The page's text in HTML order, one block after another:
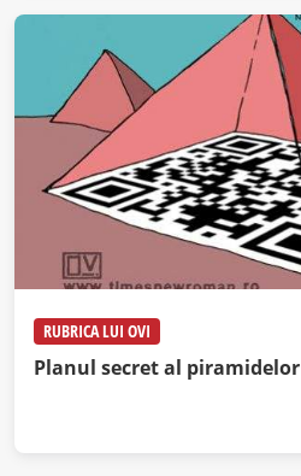
RUBRICA LUI OVI
Planul secret al piramidelor